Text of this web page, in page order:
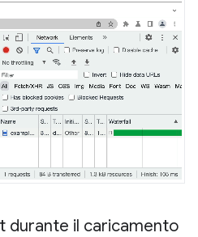
durante il caricamento